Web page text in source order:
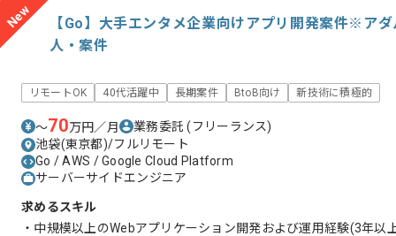
New
【Go】大手エンタメ企業向けアプリ開発案件※ア
人・案件
リモートOK 40代活躍中 長期案件 BtoB向け 新技術に積極的
〜70万円／月 業務委託(フリーランス)
池袋(東京都)/フルリモート
Go / AWS / Google Cloud Platform
サーバーサイドエンジニア
求めるスキル
・中規模以上のWebアプリケーション開発および運用経験(3年以